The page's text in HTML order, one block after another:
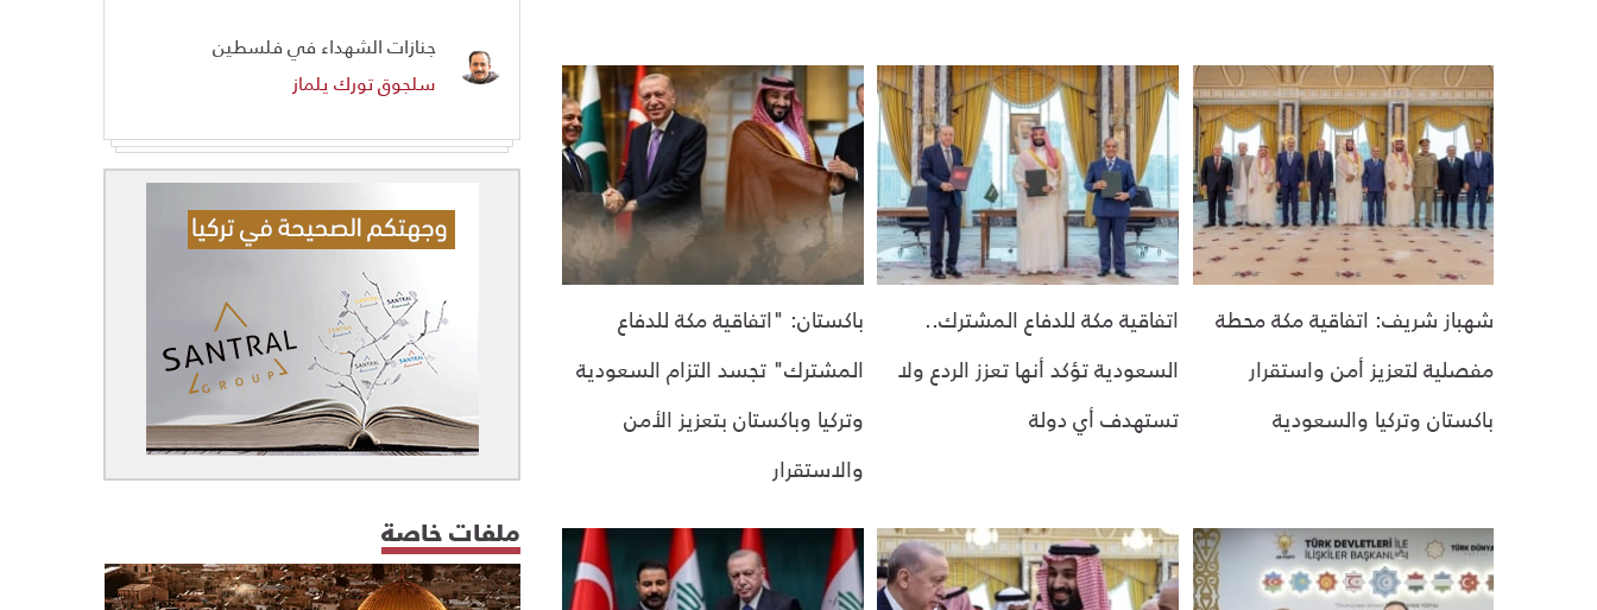
شهباز شريف: اتفاقية مكة محطة
مفصلية لتعزيز أمن واستقرار
باكستان وتركيا والسعودية
اتفاقية مكة للدفاع المشترك..
السعودية تؤكد أنها تعزز الردع ولا
تستهدف أي دولة
باكستان: "اتفاقية مكة للدفاع
المشترك" تجسد التزام السعودية
وتركيا وباكستان بتعزيز الأمن
والاستقرار
جنازات الشهداء في فلسطين
سلجوق تورك يلماز
ملفات خاصة